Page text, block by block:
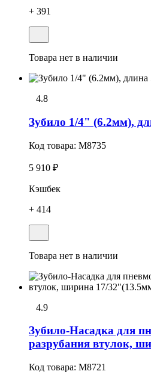
+ 391
Товара нет в наличии
4.8
Зубило 1/4" (6.2мм),
Код товара: M8735
5 910 ₽
Кэшбек
+ 414
Товара нет в наличии
4.9
Зубило-Насадка для
разрубания втулок,
Код товара: M8721